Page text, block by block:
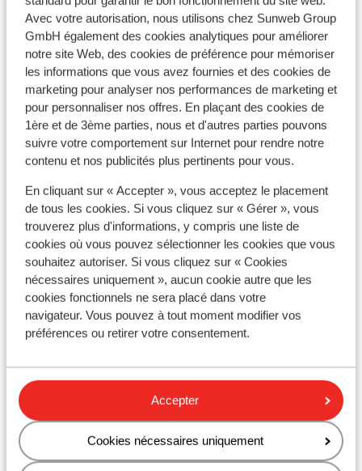
Avec votre autorisation, nous utilisons chez Sunweb Group
GmbH également des cookies analytiques pour améliorer
notre site Web, des cookies de préférence pour mémoriser
les informations que vous avez fournies et des cookies de
marketing pour analyser nos performances de marketing et
pour personnaliser nos offres. En plaçant des cookies de
1ère et de 3ème parties, nous et d'autres parties pouvons
suivre votre comportement sur Internet pour rendre notre
contenu et nos publicités plus pertinents pour vous.
En cliquant sur « Accepter », vous acceptez le placement
de tous les cookies. Si vous cliquez sur « Gérer », vous
trouverez plus d'informations, y compris une liste de
cookies où vous pouvez sélectionner les cookies que vous
souhaitez autoriser. Si vous cliquez sur « Cookies
nécessaires uniquement », aucun cookie autre que les
cookies fonctionnels ne sera placé dans votre
navigateur. Vous pouvez à tout moment modifier vos
préférences ou retirer votre consentement.
Accepter
Cookies nécessaires uniquement
Afficher sur la carte
À proximité
Dans le centre
Distance de l'aéroport environ 96 kilomètres
Distance jusqu'à la gare environ 45 kilomètres
Distance jusqu'aux remontées mécaniques
environ 250 mètres
Forfait, cours et matériel de ski
Forfait remontées mécaniques
Cours de ski
Matériel de ski
Autres hébergements - Avoriaz